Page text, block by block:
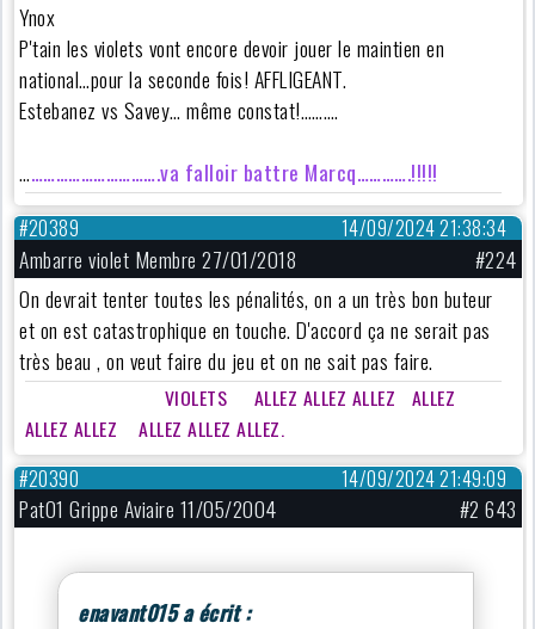
Ynox
P'tain les violets vont encore devoir jouer le maintien en
national…pour la seconde fois! AFFLIGEANT.
Estebanez vs Savey… même constat!……….
…………………………….va falloir battre Marcq………….!!!!!
14/09/2024 21:38:34
#20389
Ambarre violet Membre 27/01/2018
#224
On devrait tenter toutes les pénalités, on a un très bon buteur
et on est catastrophique en touche. D'accord ça ne serait pas
très beau , on veut faire du jeu et on ne sait pas faire.
VIOLETS ALLEZ ALLEZ ALLEZ ALLEZ
ALLEZ ALLEZ ALLEZ ALLEZ ALLEZ.
14/09/2024 21:49:09
#20390
Pat01 Grippe Aviaire 11/05/2004 #2 643
enavant015 a écrit :